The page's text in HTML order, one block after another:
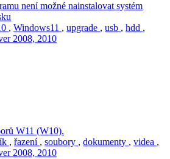
není možné nainstalovat systém
, Windows11 , upgrade , usb , hdd ,
2008, 2010
W11 (W10).
, řazení , soubory , dokumenty , videa ,
2008, 2010